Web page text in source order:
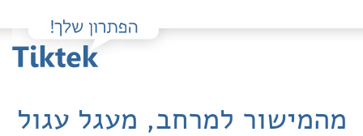
מהמישור למרחב, מעגל עגול